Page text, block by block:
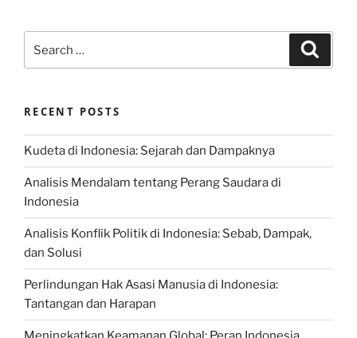
for:
RECENT POSTS
Kudeta di Indonesia: Sejarah dan Dampaknya
Analisis Mendalam tentang Perang Saudara di
Indonesia
Analisis Konflik Politik di Indonesia: Sebab, Dampak,
dan Solusi
Perlindungan Hak Asasi Manusia di Indonesia:
Tantangan dan Harapan